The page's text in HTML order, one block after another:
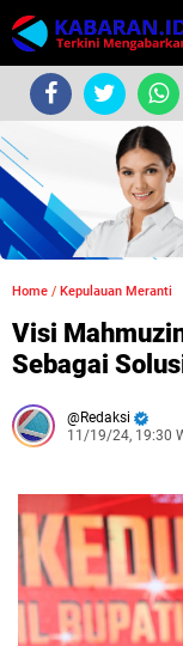
Home / Kepulauan Meranti
Visi
Sebagai
Redaksi
11/19/24, 19:30